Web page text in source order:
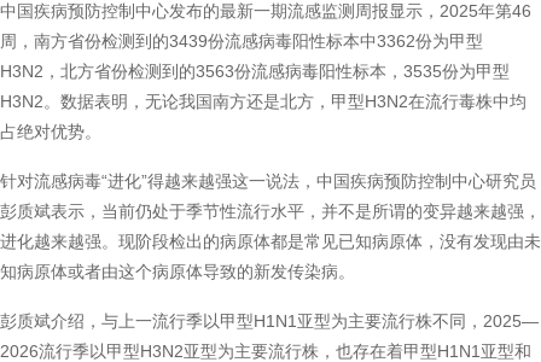
中国疾病预防控制中心发布的最新一期流感监测周报显示，2025年第46
周，南方省份检测到的3439份流感病毒阳性标本中3362份为甲型
H3N2，北方省份检测到的3563份流感病毒阳性标本，3535份为甲型
H3N2。数据表明，无论我国南方还是北方，甲型H3N2在流行毒株中均
占绝对优势。
针对流感病毒“进化”得越来越强这一说法，中国疾病预防控制中心研究员
彭质斌表示，当前仍处于季节性流行水平，并不是所谓的变异越来越强，
进化越来越强。现阶段检出的病原体都是常见已知病原体，没有发现由未
知病原体或者由这个病原体导致的新发传染病。
彭质斌介绍，与上一流行季以甲型H1N1亚型为主要流行株不同，2025—
2026流行季以甲型H3N2亚型为主要流行株，也存在着甲型H1N1亚型和